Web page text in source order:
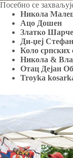
Посебно се
Никола
Ацо Дошен
Златко
Ди-џеј
Коло српских
Никола &
Отац Дејан
Troyka